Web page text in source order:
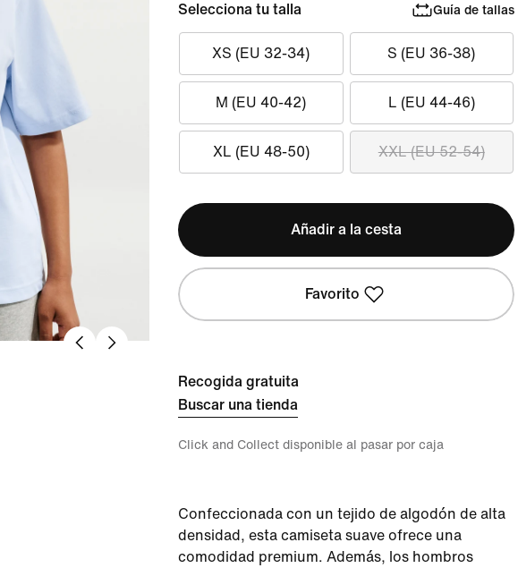
Selecciona tu talla Guía de tallas
XS (EU 32-34) S (EU 36-38)
M (EU 40-42) L (EU 44-46)
XL (EU 48-50) XXL (EU 52-54)
Añadir a la cesta
Favorito
Recogida gratuita
Buscar una tienda
Click and Collect disponible al pasar por caja
Confeccionada con un tejido de algodón de alta
densidad, esta camiseta suave ofrece una
comodidad premium. Además, los hombros